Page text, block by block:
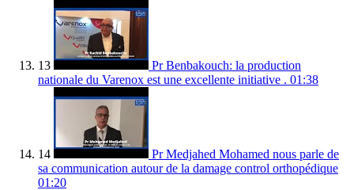
13
Pr Benbakouch: la production
nationale du Varenox est une excellente initiative . 01:38
14
Pr Medjahed Mohamed nous parle de
sa communication autour de la damage control orthopédique
01:20